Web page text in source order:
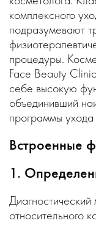
комплексного
подразумевают
процедуры.
Face Beauty
себе высокую
объединивший
программы
Встроенные
1.
относительного